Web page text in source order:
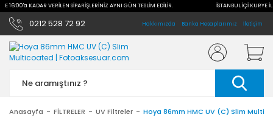
16:00'a KADAR VERİLEN SİPARİŞLERİNİZ AYNI GÜN TESLİM EDİLİR. İSTANBUL İÇİ KURYE
0212 528 72 92 Hakkımızda Banka Hesaplarımız İletişim
Anasayfa FİLTRELER UV Filtreler Hoya 86mm HMC UV (C) Slim